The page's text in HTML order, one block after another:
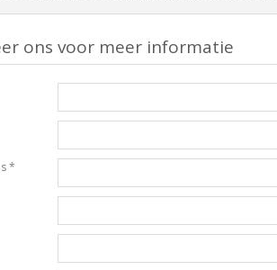
ons voor meer informatie
*